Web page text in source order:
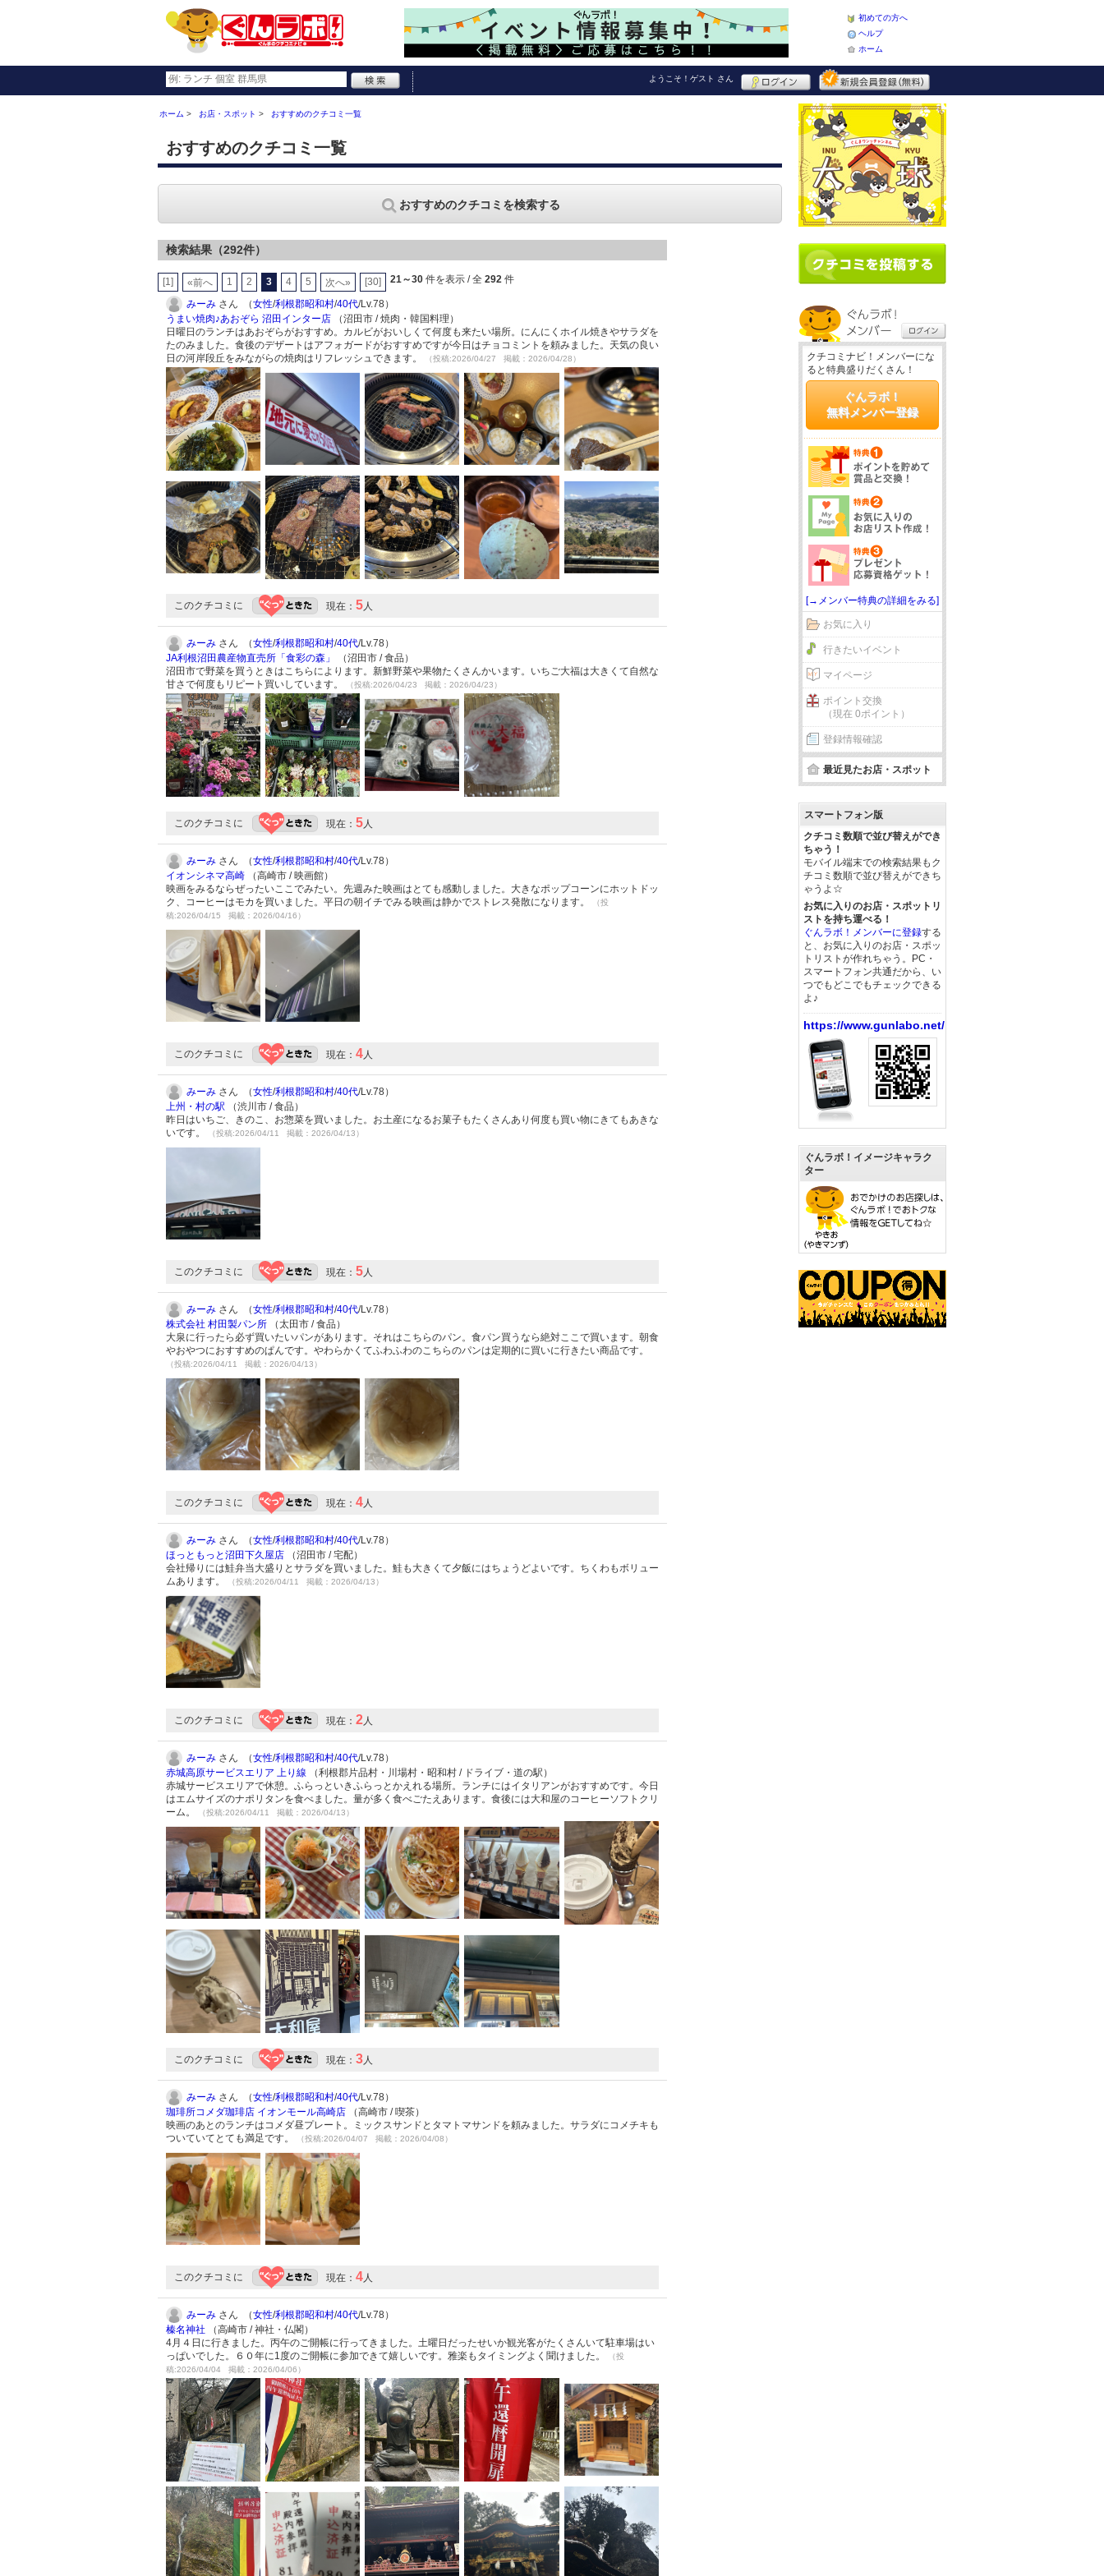
初めての方へ
ヘルプ
ホーム
ようこそ！ ゲスト さん
ホーム お店・スポット おすすめのクチコミ一覧
おすすめのクチコミ一覧
おすすめのクチコミを検索する
検索結果（292件）
[1] «前へ 1 2 3 4 5 次へ» [30] 21～30 件を表示 / 全 292 件
みーみ さん （女性/利根郡昭和村/40代/Lv.78）
うまい焼肉♪あおぞら 沼田インター店 （沼田市 / 焼肉・韓国料理）
日曜日のランチはあおぞらがおすすめ。カルビがおいしくて何度も来たい場所。にんにくホイル焼きやサラダを
たのみました。食後のデザートはアフォガードがおすすめですが今日はチョコミントを頼みました。天気の良い
日の河岸段丘をみながらの焼肉はリフレッシュできます。
（投稿:2026/04/27 掲載：2026/04/28）
このクチコミに 現在： 5人
みーみ さん （女性/利根郡昭和村/40代/Lv.78）
JA利根沼田農産物直売所「食彩の森」
（沼田市 / 食品）
沼田市で野菜を買うときはこちらによります。新鮮野菜や果物たくさんかいます。いちご大福は大きくて自然な
甘さで何度もリピート買いしています。
（投稿:2026/04/23 掲載：2026/04/23）
このクチコミに 現在： 5人
みーみ さん （女性/利根郡昭和村/40代/Lv.78）
イオンシネマ高崎 （高崎市 / 映画館）
映画をみるならぜったいここでみたい。先週みた映画はとても感動しました。大きなポップコーンにホットドッ
ク、コーヒーはモカを買いました。平日の朝イチでみる映画は静かでストレス発散になります。
（投
稿:2026/04/15 掲載：2026/04/16）
このクチコミに 現在： 4人
みーみ さん （女性/利根郡昭和村/40代/Lv.78）
上州・村の駅 （渋川市 / 食品）
昨日はいちご、きのこ、お惣菜を買いました。お土産になるお菓子もたくさんあり何度も買い物にきてもあきな
いです。
（投稿:2026/04/11 掲載：2026/04/13）
このクチコミに 現在： 5人
みーみ さん （女性/利根郡昭和村/40代/Lv.78）
株式会社 村田製パン所 （太田市 / 食品）
大泉に行ったら必ず買いたいパンがあります。それはこちらのパン。食パン買うなら絶対ここで買います。朝食
やおやつにおすすめのぱんです。やわらかくてふわふわのこちらのパンは定期的に買いに行きたい商品です。
（投稿:2026/04/11 掲載：2026/04/13）
このクチコミに 現在： 4人
みーみ さん （女性/利根郡昭和村/40代/Lv.78）
ほっともっと沼田下久屋店 （沼田市 / 宅配）
会社帰りには鮭弁当大盛りとサラダを買いました。鮭も大きくて夕飯にはちょうどよいです。ちくわもボリュー
ムあります。
（投稿:2026/04/11 掲載：2026/04/13）
このクチコミに 現在： 2人
みーみ さん （女性/利根郡昭和村/40代/Lv.78）
赤城高原サービスエリア 上り線 （利根郡片品村・川場村・昭和村 / ドライブ・道の駅）
赤城サービスエリアで休憩。ふらっといきふらっとかえれる場所。ランチにはイタリアンがおすすめです。今日
はエムサイズのナポリタンを食べました。量が多く食べごたえあります。食後には大和屋のコーヒーソフトクリ
ーム。
（投稿:2026/04/11 掲載：2026/04/13）
このクチコミに 現在： 3人
みーみ さん （女性/利根郡昭和村/40代/Lv.78）
珈琲所コメダ珈琲店 イオンモール高崎店 （高崎市 / 喫茶）
映画のあとのランチはコメダ昼プレート。ミックスサンドとタマトマサンドを頼みました。サラダにコメチキも
ついていてとても満足です。
（投稿:2026/04/07 掲載：2026/04/08）
このクチコミに 現在： 4人
みーみ さん （女性/利根郡昭和村/40代/Lv.78）
榛名神社 （高崎市 / 神社・仏閣）
4月４日に行きました。丙午のご開帳に行ってきました。土曜日だったせいか観光客がたくさんいて駐車場はい
っぱいでした。６０年に1度のご開帳に参加できて嬉しいです。雅楽もタイミングよく聞けました。
（投
稿:2026/04/04 掲載：2026/04/06）
クチコミナビ！メンバーにな
ると特典盛りだくさん！
ぐんラボ！
無料メンバー登録
[→メンバー特典の詳細をみる]
お気に入り
行きたいイベント
マイページ
ポイント交換
（現在 0ポイント）
登録情報確認
最近見たお店・スポット
スマートフォン版
クチコミ数順で並び替えができ
ちゃう！
モバイル端末での検索結果もク
チコミ数順で並び替えができち
ゃうよ☆
お気に入りのお店・スポットリ
ストを持ち運べる！
ぐんラボ！メンバーに登録する
と、お気に入りのお店・スポッ
トリストが作れちゃう。PC・
スマートフォン共通だから、い
つでもどこでもチェックできる
よ♪
https://www.gunlabo.net/
ぐんラボ！イメージキャラク
ター